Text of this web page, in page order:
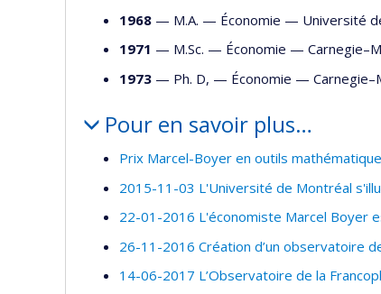
1968 — M.A. — Économie — Université
1971 — M.Sc. — Économie —
1973 — Ph. D, — Économie —
Pour en savoir plus…
Prix Marcel-Boyer en outils
2015-11-03 L'Université de Montréal
22-01-2016 L'économiste Marcel Boyer
26-11-2016 Création d’un observatoire
14-06-2017 L’Observatoire de la